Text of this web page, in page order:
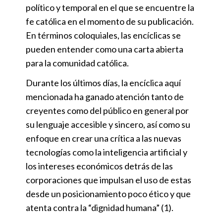
político y temporal en el que se encuentre la
fe católica en el momento de su publicación.
En términos coloquiales, las encíclicas se
pueden entender como una carta abierta
para la comunidad católica.
Durante los últimos días, la encíclica aquí
mencionada ha ganado atención tanto de
creyentes como del público en general por
su lenguaje accesible y sincero, así como su
enfoque en crear una crítica a las nuevas
tecnologías como la inteligencia artificial y
los intereses económicos detrás de las
corporaciones que impulsan el uso de estas
desde un posicionamiento poco ético y que
atenta contra la “dignidad humana” (1).